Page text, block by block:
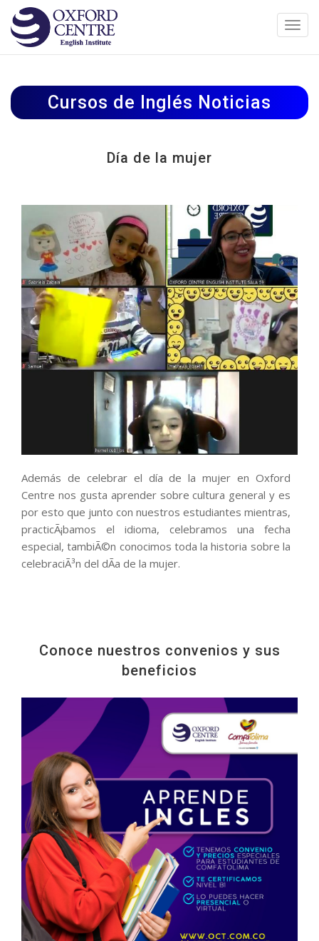
Cursos de Inglés Noticias
Día de la mujer
Además de celebrar el día de la mujer en Oxford
Centre nos gusta aprender sobre cultura general y es
por esto que junto con nuestros estudiantes mientras,
practicÃ¡bamos el idioma, celebramos una fecha
especial, tambiÃ©n conocimos toda la historia sobre la
celebraciÃ³n del dÃ­a de la mujer.
Conoce nuestros convenios y sus
beneficios